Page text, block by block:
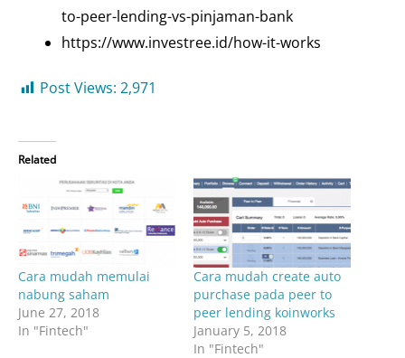
to-peer-lending-vs-pinjaman-bank
https://www.investree.id/how-it-works
Post Views: 2,971
Related
Cara mudah memulai
nabung saham
June 27, 2018
In "Fintech"
Cara mudah create auto
purchase pada peer to
peer lending koinworks
January 5, 2018
In "Fintech"